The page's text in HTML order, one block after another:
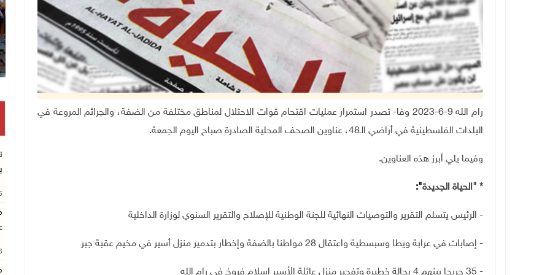
رام الله 9-6-2023 وفا- تصدر استمرار عمليات اقتحام قوات الاحتلال لمناطق مختلفة من الضفة، والجرائم المروعة في
البلدات الفلسطينية في أراضي الـ48، عناوين الصحف المحلية الصادرة صباح اليوم الجمعة.
وفيما يلي أبرز هذه العناوين.
* "الحياة الجديدة":
- الرئيس يتسلم التقرير والتوصيات النهائية للجنة الوطنية للإصلاح والتقرير السنوي لوزارة الداخلية
- إصابات في عرابة ويطا وسبسطية واعتقال 28 مواطنا بالضفة وإخطار بتدمير منزل أسير في مخيم عقبة جبر
- 35 جريحا بينهم 4 بحالة خطيرة وتفجير منزل عائلة الأسير إسلام فروخ في رام الله